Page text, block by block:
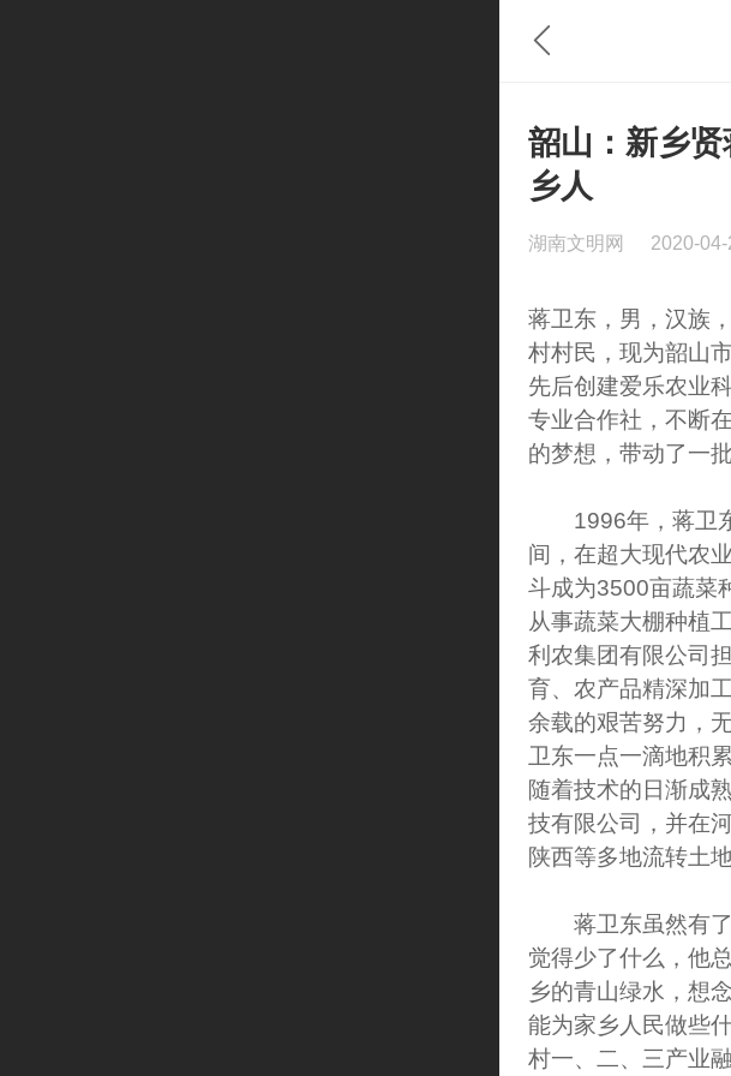
韶山：新乡
乡人
湖南文明网 2020-04-
蒋卫东，男，汉族
村村民，现为韶山
先后创建爱乐农业
专业合作社，不断
的梦想，带动了一
1996年，蒋卫东
间，在超大现代农
斗成为3500亩蔬菜
从事蔬菜大棚种植
利农集团有限公司
育、农产品精深加
余载的艰苦努力，
卫东一点一滴地积
随着技术的日渐成
技有限公司，并在
陕西等多地流转土
蒋卫东虽然有了
觉得少了什么，他
乡的青山绿水，想
能为家乡人民做些
村一、二、三产业